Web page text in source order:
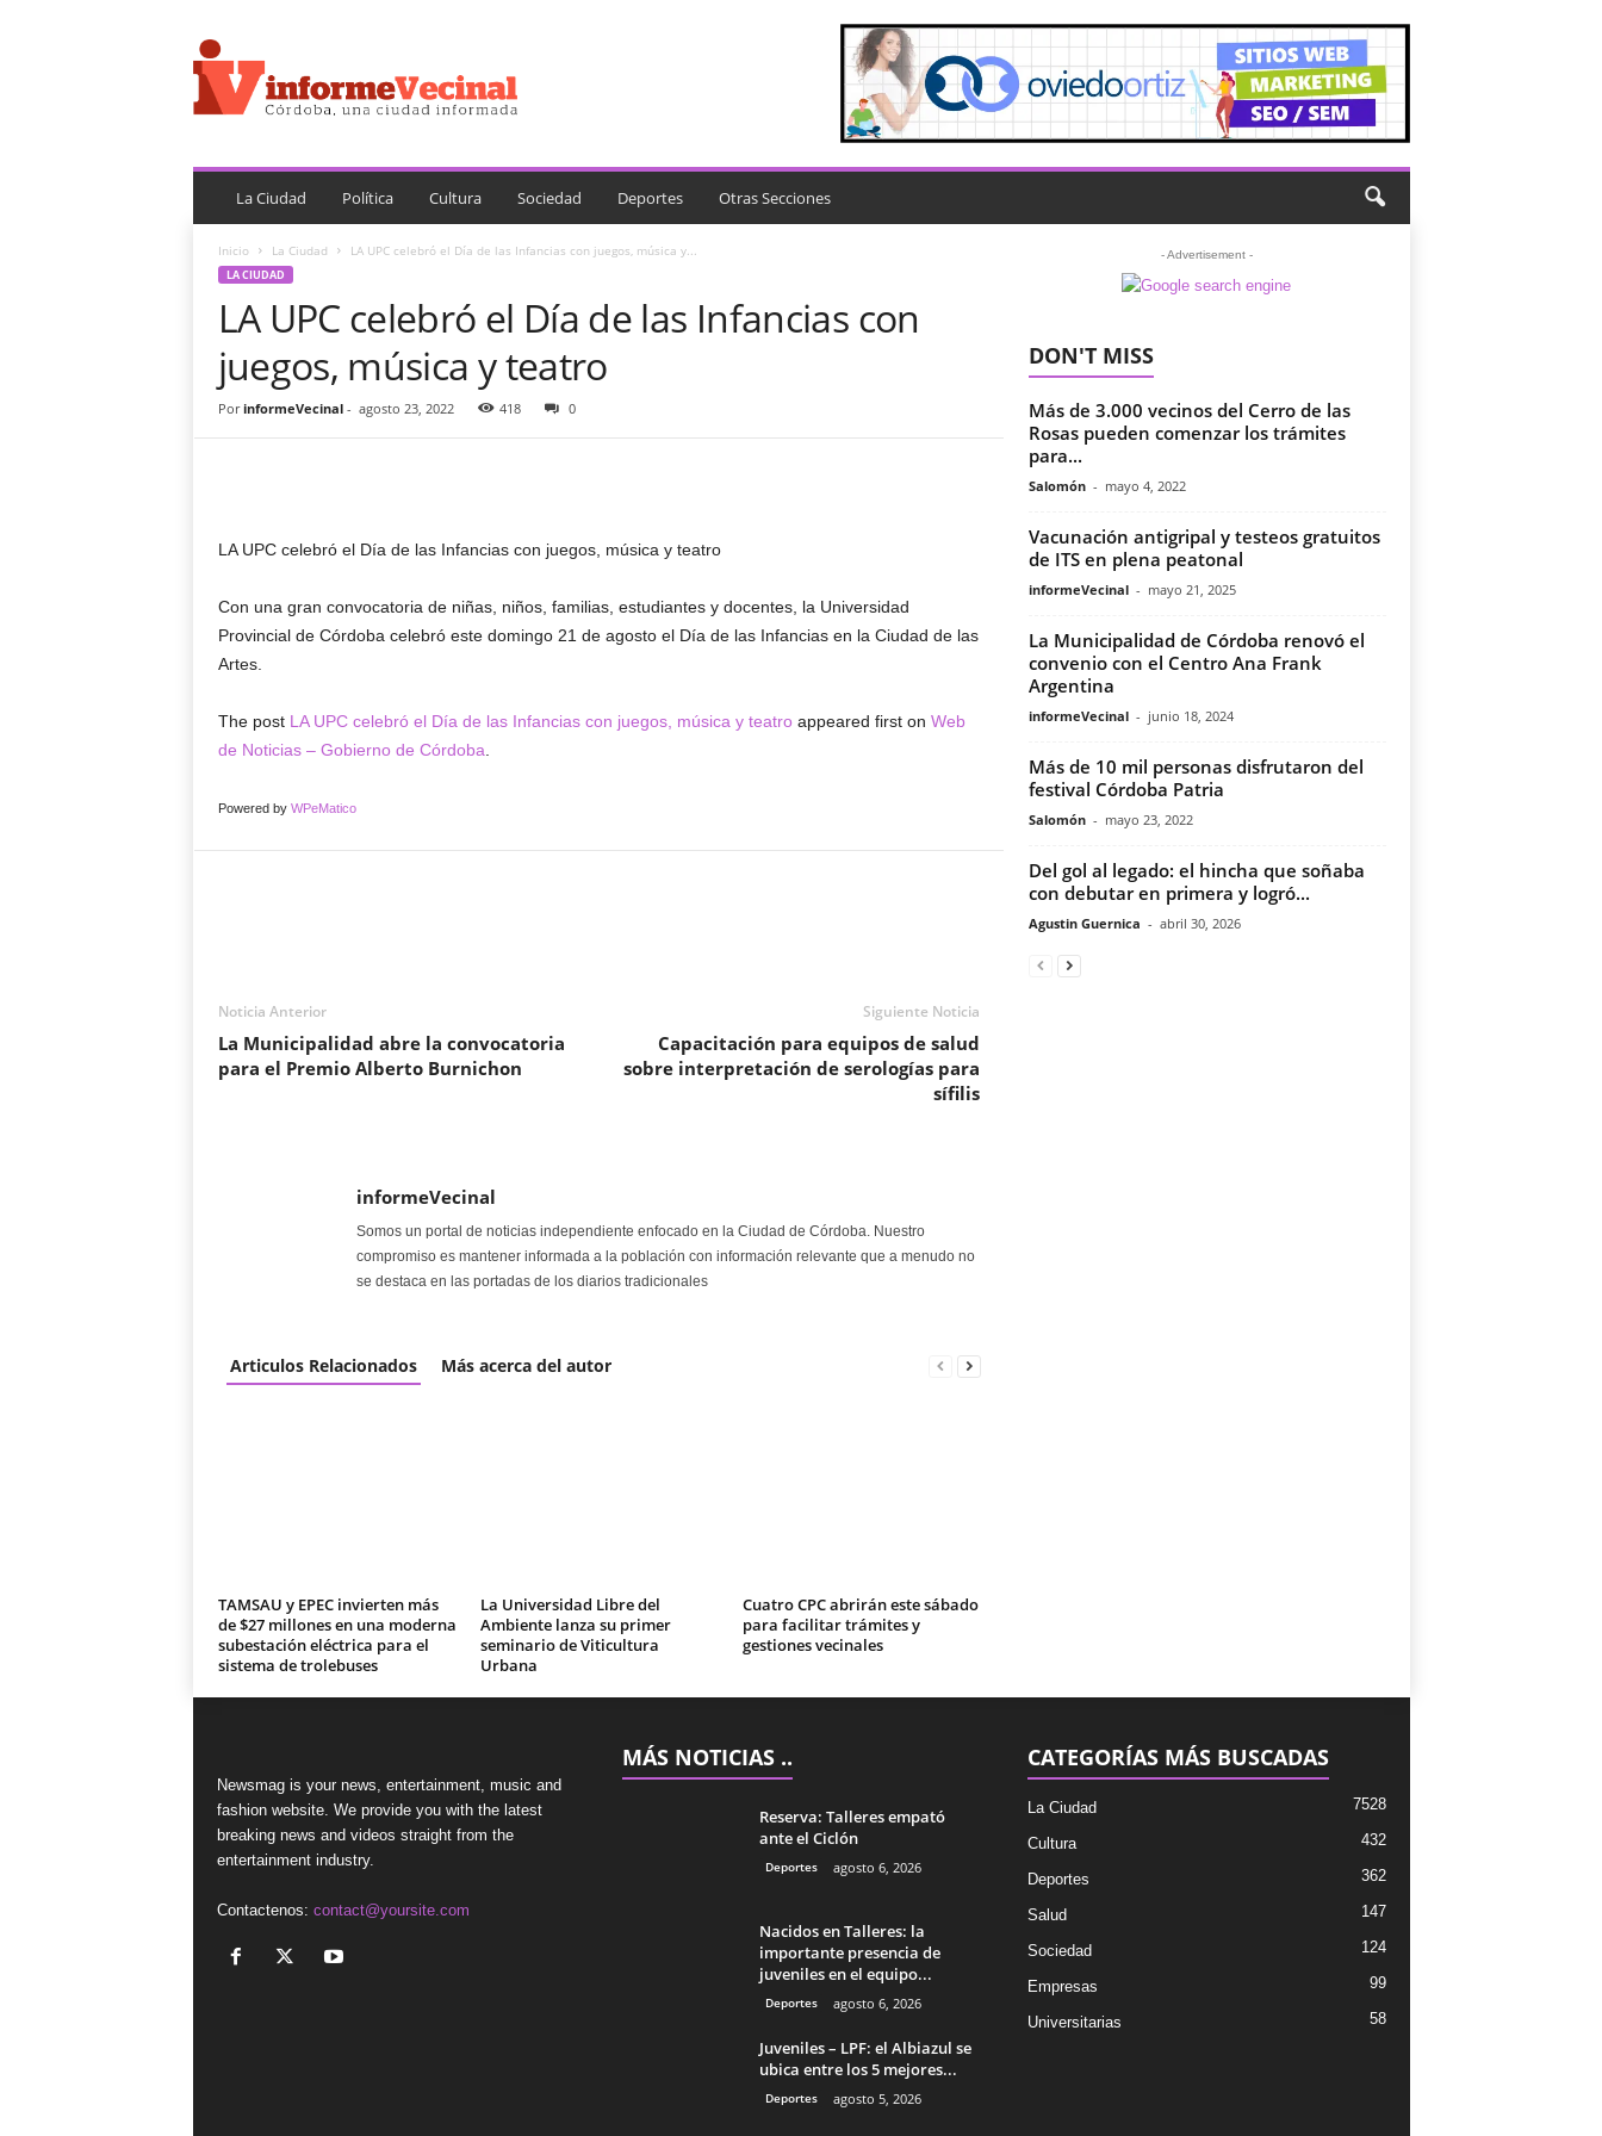
n
f
o
e
e
La Ciudad Política Cultura Sociedad Deportes Otras Secciones
Inicio La Ciudad LA UPC celebró el Día de las Infancias con juegos, música y...
LA CIUDAD
LA UPC celebró el Día de las Infancias con
juegos, música y teatro
Por informeVecinal- agosto 23, 2022 418 0
LA UPC celebró el Día de las Infancias con juegos, música y teatro
Con una gran convocatoria de niñas, niños, familias, estudiantes y docentes, la Universidad
Provincial de Córdoba celebró este domingo 21 de agosto el Día de las Infancias en la Ciudad de las
Artes.
The post LA UPC celebró el Día de las Infancias con juegos, música y teatroappeared first on Web
de Noticias – Gobierno de Córdoba
Powered by WPeMatico
Noticia Anterior
La Municipalidad abre la convocatoria
para el Premio Alberto Burnichon
Siguiente Noticia
Capacitación para equipos de salud
sobre interpretación de serologías para
sífilis
informeVecinal
Somos un portal de noticias independiente enfocado en la Ciudad de Córdoba. Nuestro
compromiso es mantener informada a la población con información relevante que a menudo no
se destaca en las portadas de los diarios tradicionales
Articulos Relacionados Más acerca del autor
TAMSAU y EPEC invierten más
de $27 millones en una moderna
subestación eléctrica para el
sistema de trolebuses
La Universidad Libre del
Ambiente lanza su primer
seminario de Viticultura
Urbana
Cuatro CPC abrirán este sábado
para facilitar trámites y
gestiones vecinales
- Advertisement -
DON'T MISS
Más de 3.000 vecinos del Cerro de las
Rosas pueden comenzar los trámites
para...
Salomón - mayo 4, 2022
Vacunación antigripal y testeos gratuitos
de ITS en plena peatonal
informeVecinal - mayo 21, 2025
La Municipalidad de Córdoba renovó el
convenio con el Centro Ana Frank
Argentina
informeVecinal - junio 18, 2024
Más de 10 mil personas disfrutaron del
festival Córdoba Patria
Salomón - mayo 23, 2022
Del gol al legado: el hincha que soñaba
con debutar en primera y logró...
Agustin Guernica - abril 30, 2026
Newsmag is your news, entertainment, music and
fashion website. We provide you with the latest
breaking news and videos straight from the
entertainment industry.
Contactenos: contact@yoursite.com
MÁS NOTICIAS ..
Reserva: Talleres empató
ante el Ciclón
Deportes agosto 6, 2026
Nacidos en Talleres: la
importante presencia de
juveniles en el equipo...
Deportes agosto 6, 2026
Juveniles – LPF: el Albiazul se
ubica entre los 5 mejores...
Deportes agosto 5, 2026
CATEGORÍAS MÁS BUSCADAS
La Ciudad 7528
Cultura 432
Deportes 362
Salud 147
Sociedad 124
Empresas 99
Universitarias 58